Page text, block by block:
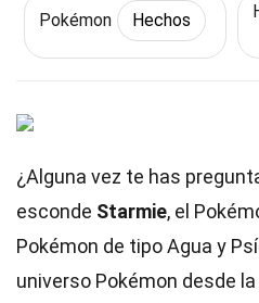
Pokémon Hechos
¿Alguna vez te has
esconde Starmie, el
Pokémon de tipo Agua y
universo Pokémon desde